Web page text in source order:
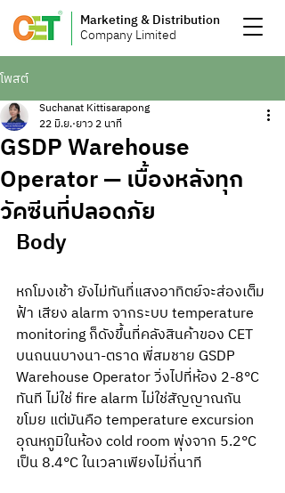
Marketing & Distribution
Company Limited
โพสต์
GSDP Warehouse
Operator — เบื้องหลังทุก
วัคซีนที่ปลอดภัย
Suchanat Kittisarapong
22 มิ.ย. ยาว 2 นาที
Body
หกโมงเช้า ยังไม่ทันที่แสงอาทิตย์จะส่องเต็ม
ฟ้า เสียง alarm จากระบบ temperature
monitoring ก็ดังขึ้นที่คลังสินค้าของ CET
บนถนนบางนา-ตราด พี่สมชาย GSDP
Warehouse Operator วิ่งไปที่ห้อง 2-8°C
ทันที ไม่ใช่ fire alarm ไม่ใช่สัญญาณกัน
ขโมย แต่มันคือ temperature excursion
อุณหภูมิในห้อง cold room พุ่งจาก 5.2°C
เป็น 8.4°C ในเวลาเพียงไม่กี่นาที